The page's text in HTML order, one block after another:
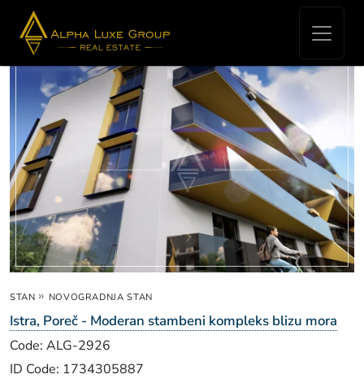
Real Estate for sale -
STAN » NOVOGRADNJA STAN
Istra, Poreč - Moderan stambeni kompleks blizu mora
Code: ALG-2926
ID Code: 1734305887